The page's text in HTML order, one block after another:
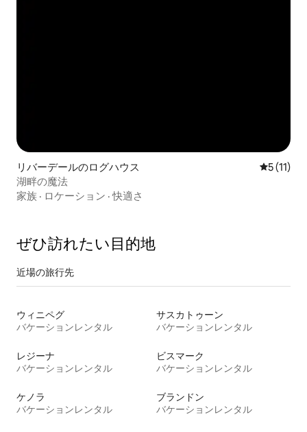
リバーデールのログハウス レビュー
5 (11)
湖畔の魔法
家族 · ロケーション ·快適さ
ぜひ訪⁠れ⁠た⁠い目⁠的⁠地
近場の旅行先
ウィニペグ
バケーションレンタル
サスカトゥーン
バケーションレンタル
レジーナ
バケーションレンタル
ビスマーク
バケーションレンタル
ケノラ
バケーションレンタル
ブランドン
バケーションレンタル